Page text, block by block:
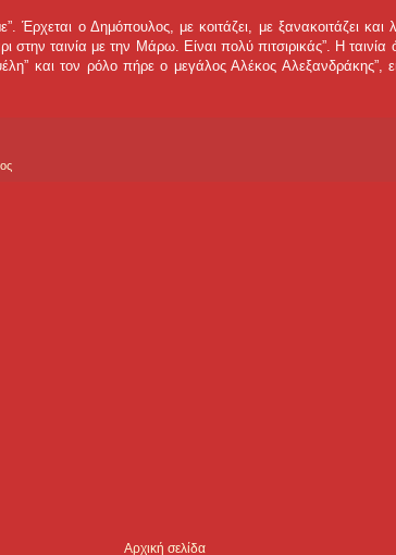
ο Δημόπουλος, με κοιτάζει, με ξανακοιτάζει και
στην ταινία με την Μάρω. Είναι πολύ πιτσιρικάς”. Η
και τον ρόλο πήρε ο μεγάλος Αλέκος Αλεξανδράκης”,
Αρχική σελίδα